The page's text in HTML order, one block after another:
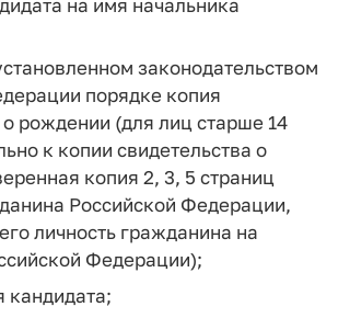
законодательством
порядке копия
о рождении (для лиц старше 14
к копии свидетельства о
копия 2, 3, 5 страниц
Российской Федерации,
личность гражданина на
Федерации);
кандидата;